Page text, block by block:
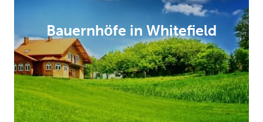
Bauernhöfe in Whitefield